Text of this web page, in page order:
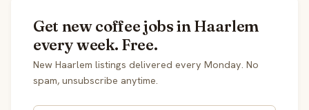
Get new coffee jobs in Haarlem
every week. Free.
New Haarlem listings delivered every Monday. No
spam, unsubscribe anytime.